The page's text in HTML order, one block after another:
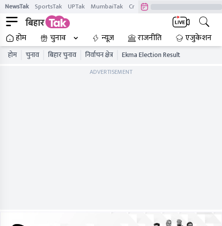
NewsTak SportsTak UPTak MumbaiTak CrimeTak
होम चुनाव न्यूज़ राजनीति एजुकेशन
होम चुनाव बिहार चुनाव निर्वाचन क्षेत्र Ekma Election Result
ADVERTISEMENT